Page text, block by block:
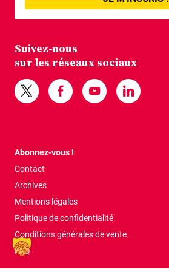
Suivez-nous
sur les réseaux sociaux
Abonnez-vous !
Contact
Archives
Mentions légales
Politique de confidentialité
Conditions générales de vente
FAQ